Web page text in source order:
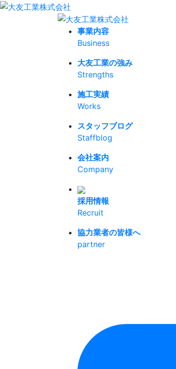
事業内容
Business
大友工業の強み
Strengths
施工実績
Works
スタッフブログ
Staffblog
会社案内
Company
採用情報
Recruit
協力業者の皆様へ
partner